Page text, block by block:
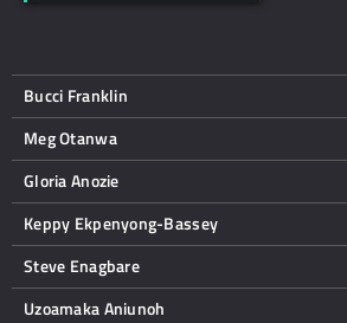
Bucci Franklin
Meg Otanwa
Gloria Anozie
Keppy Ekpenyong-Bassey
Steve Enagbare
Uzoamaka Aniunoh